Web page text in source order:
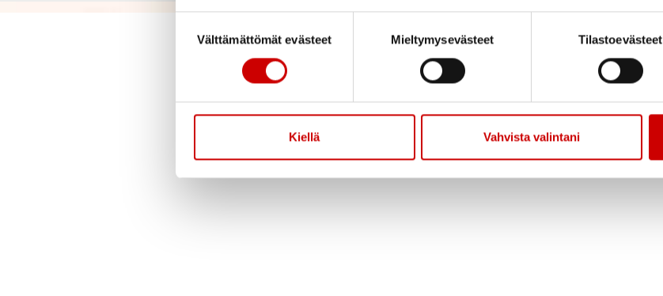
Välttämättömät evästeet
Mieltymysevästeet Tilastoevästeet
Kiellä Vahvista valintani